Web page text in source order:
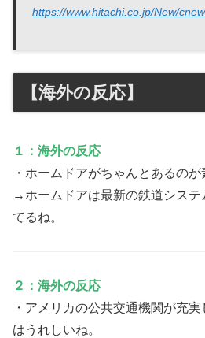
https://www.hitachi.co.jp/New/
【海外の反応】
１：海外の反応
・ホームドアがちゃんとあるのが
→ホームドアは最新の鉄道シス
てるね。
２：海外の反応
・アメリカの公共交通機関が充
はうれしいね。